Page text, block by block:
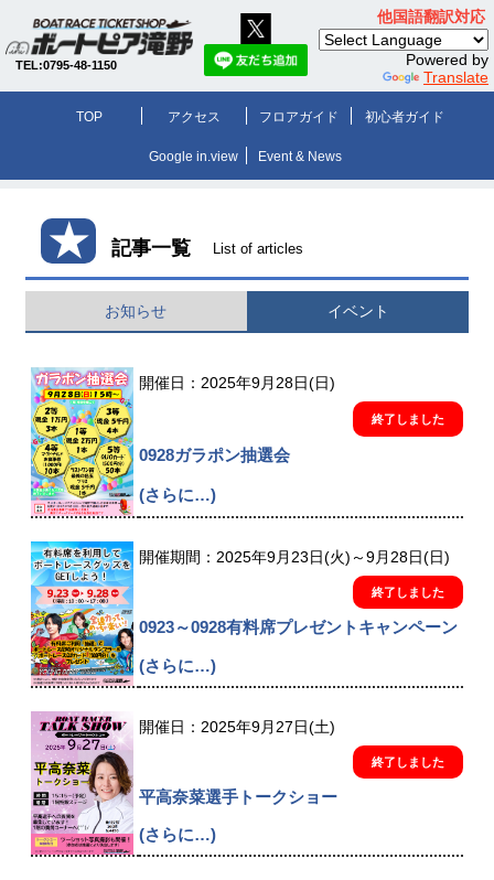
TEL:0795-48-1150
他国語翻訳対応
Powered by
Translate
TOP アクセス フロアガイド 初心者ガイド
Google in.view Event & News
★ 記事一覧 List of articles
お知らせ イベント
開催日：2025年9月28日(日)
終了しました
0928ガラポン抽選会
(さらに…)
開催期間：2025年9月23日(火)～9月28日(日)
終了しました
0923～0928有料席プレゼントキャンペーン
(さらに…)
開催日：2025年9月27日(土)
終了しました
平高奈菜選手トークショー
(さらに…)